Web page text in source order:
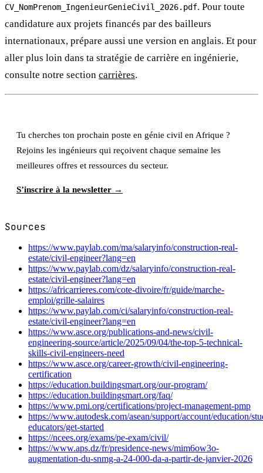
CV_NomPrenom_IngenieurGenieCivil_2026.pdf. Pour toute
candidature aux projets financés par des bailleurs
internationaux, prépare aussi une version en anglais. Et pour
aller plus loin dans ta stratégie de carrière en ingénierie,
consulte notre section carrières.
Tu cherches ton prochain poste en génie civil en Afrique ?
Rejoins les ingénieurs qui reçoivent chaque semaine les
meilleures offres et ressources du secteur.
S’inscrire à la newsletter →
Sources
https://www.paylab.com/ma/salaryinfo/construction-real-
estate/civil-engineer?lang=en
https://www.paylab.com/dz/salaryinfo/construction-real-
estate/civil-engineer?lang=en
https://africarrieres.com/cote-divoire/fr/guide/marche-
emploi/grille-salaires
https://www.paylab.com/ci/salaryinfo/construction-real-
estate/civil-engineer?lang=en
https://www.asce.org/publications-and-news/civil-
engineering-source/article/2025/09/04/the-top-5-technical-
skills-civil-engineers-need
https://www.asce.org/career-growth/civil-engineering-
certification
https://education.buildingsmart.org/our-program/
https://education.buildingsmart.org/faq/
https://www.pmi.org/certifications/project-management-pmp
https://www.autodesk.com/asean/support/account/education/
educators/get-started
https://ncees.org/exams/pe-exam/civil/
https://www.aps.dz/fr/presidence-news/mim6ow3o-
augmentation-du-snmg-a-24-000-da-a-partir-de-janvier-2026